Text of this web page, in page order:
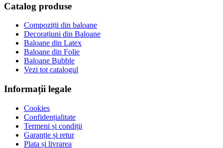
Catalog produse
Compoziții din baloane
Decorațiuni din Baloane
Baloane din Latex
Baloane din Folie
Baloane Bubble
Vezi tot catalogul
Informații legale
Cookies
Confidențialitate
Termeni și condiții
Garanție și retur
Plata și livrarea